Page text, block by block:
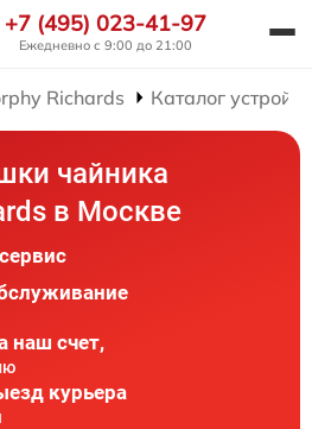
+7 (495) 023-41-97
Ежедневно с 9:00 до 21:00
Richards Каталог
чайника
в Москве
наш счет,
курьера